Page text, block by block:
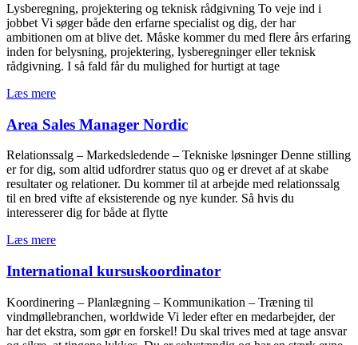
Lysberegning, projektering og teknisk rådgivning To veje ind i
jobbet Vi søger både den erfarne specialist og dig, der har
ambitionen om at blive det. Måske kommer du med flere års erfaring
inden for belysning, projektering, lysberegninger eller teknisk
rådgivning. I så fald får du mulighed for hurtigt at tage
Læs mere
Area Sales Manager Nordic
Relationssalg – Markedsledende – Tekniske løsninger Denne stilling
er for dig, som altid udfordrer status quo og er drevet af at skabe
resultater og relationer. Du kommer til at arbejde med relationssalg
til en bred vifte af eksisterende og nye kunder. Så hvis du
interesserer dig for både at flytte
Læs mere
International kursuskoordinator
Koordinering – Planlægning – Kommunikation – Træning til
vindmøllebranchen, worldwide Vi leder efter en medarbejder, der
har det ekstra, som gør en forskel! Du skal trives med at tage ansvar